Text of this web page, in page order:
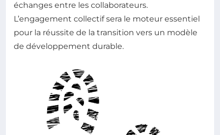
échanges entre les collaborateurs.
L’engagement collectif sera le moteur essentiel
pour la réussite de la transition vers un modèle
de développement durable.